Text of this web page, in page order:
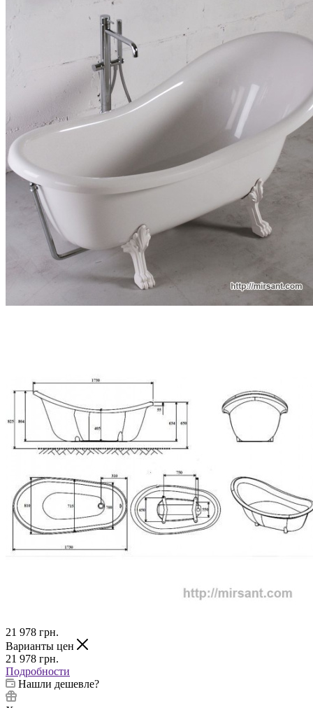
21 978 грн.
Варианты цен
21 978 грн.
Подробности
Нашли дешевле?